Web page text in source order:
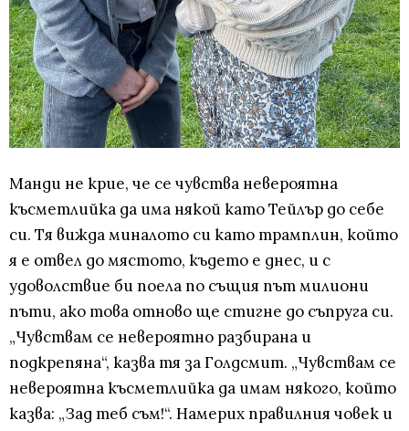
Манди не крие, че се чувства невероятна
късметлийка да има някой като Тейлър до себе
си. Тя вижда миналото си като трамплин, който
я е отвел до мястото, където е днес, и с
удоволствие би поела по същия път милиони
пъти, ако това отново ще стигне до съпруга си.
„Чувствам се невероятно разбирана и
подкрепяна“, казва тя за Голдсмит. „Чувствам се
невероятна късметлийка да имам някого, който
казва: „Зад теб съм!“. Намерих правилния човек и